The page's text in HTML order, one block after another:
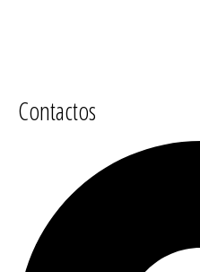
Contactos